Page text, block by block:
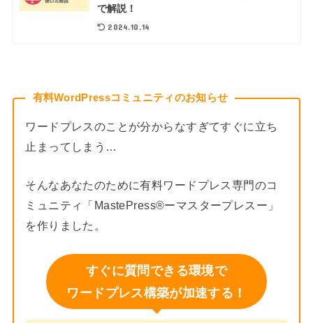
で解説！
2024.10.14
有料WordPressコミュニティのお知らせ
ワードプレスのことが分からなすぎてすぐに立ち
止まってしまう…
そんなあなたのために有料ワードプレス専門のコ
ミュニティ「MastePress®︎ーマスタープレスー」
を作りました。
すぐに質問できる環境で
ワードプレス構築が加速する！